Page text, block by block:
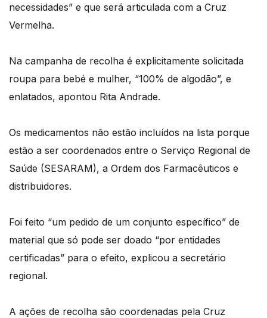
necessidades” e que será articulada com a Cruz
Vermelha.
Na campanha de recolha é explicitamente solicitada
roupa para bebé e mulher, “100% de algodão”, e
enlatados, apontou Rita Andrade.
Os medicamentos não estão incluídos na lista porque
estão a ser coordenados entre o Serviço Regional de
Saúde (SESARAM), a Ordem dos Farmacêuticos e
distribuidores.
Foi feito “um pedido de um conjunto específico” de
material que só pode ser doado “por entidades
certificadas” para o efeito, explicou a secretário
regional.
A ações de recolha são coordenadas pela Cruz